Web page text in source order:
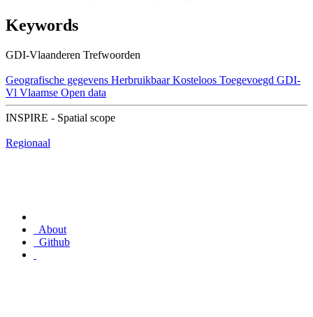
Keywords
GDI-Vlaanderen Trefwoorden
Geografische gegevens Herbruikbaar Kosteloos Toegevoegd GDI-
Vl Vlaamse Open data
INSPIRE - Spatial scope
Regionaal
About
Github